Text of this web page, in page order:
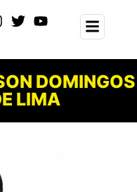
DOMINGOS
LIMA